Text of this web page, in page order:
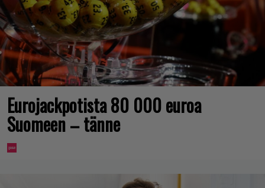
Eurojackpotista 80 000 euroa
Suomeen – tänne